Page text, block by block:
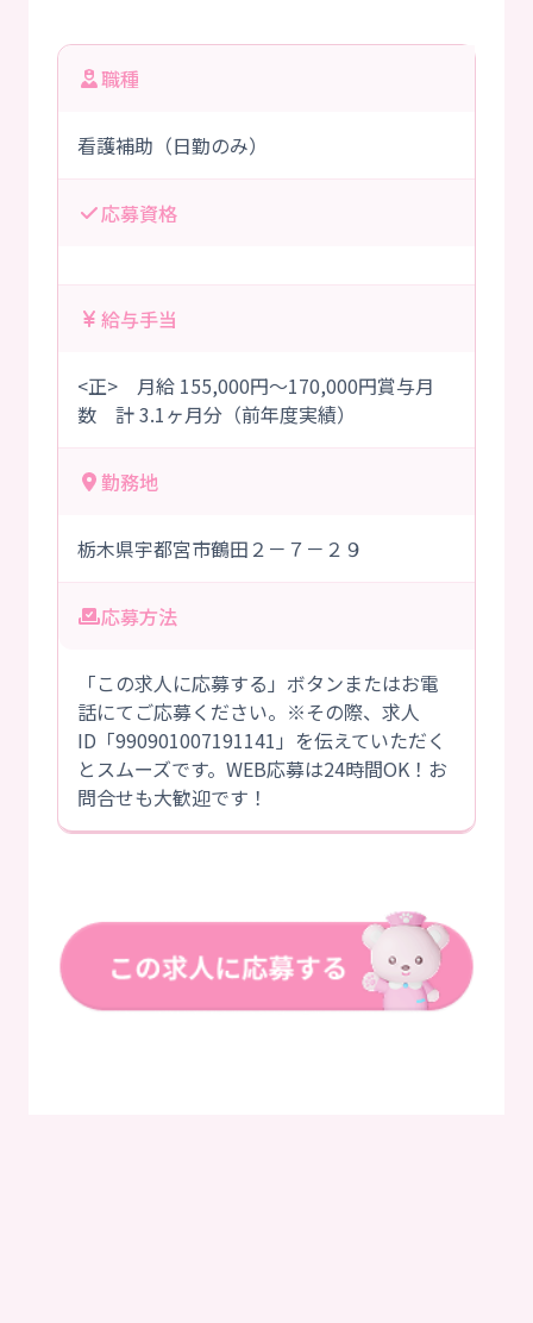
職種
看護補助（日勤のみ）
応募資格
給与手当
<正> 月給 155,000円～170,000円賞与月
数 計 3.1ヶ月分（前年度実績）
勤務地
栃木県宇都宮市鶴田２－７－２９
応募方法
「この求人に応募する」ボタンまたはお電
話にてご応募ください。※その際、求人
ID「990901007191141」を伝えていただく
とスムーズです。WEB応募は24時間OK！お
問合せも大歓迎です！